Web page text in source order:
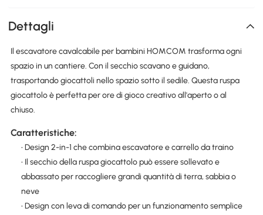
Dettagli
Il escavatore cavalcabile per bambini HOMCOM trasforma ogni
spazio in un cantiere. Con il secchio scavano e guidano,
trasportando giocattoli nello spazio sotto il sedile. Questa ruspa
giocattolo è perfetta per ore di gioco creativo all'aperto o al
chiuso.
Caratteristiche:
• Design 2-in-1 che combina escavatore e carrello da traino
• Il secchio della ruspa giocattolo può essere sollevato e
abbassato per raccogliere grandi quantità di terra, sabbia o
neve
• Design con leva di comando per un funzionamento semplice